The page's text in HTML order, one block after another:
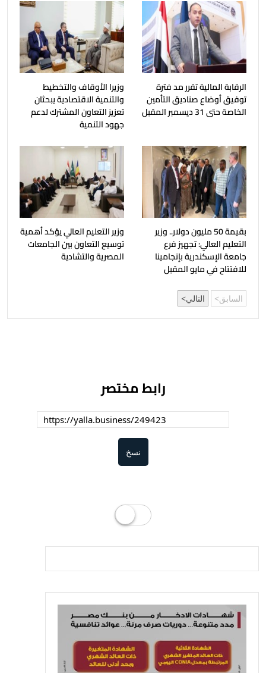
الرقابة المالية تقرر مد فترة
توفيق أوضاع صناديق التأمين
الخاصة حتى 31 ديسمبر المقبل
وزيرا الأوقاف والتخطيط
والتنمية الاقتصادية يبحثان
تعزيز التعاون المشترك لدعم
جهود التنمية
بقيمة 50 مليون دولار.. وزير
التعليم العالي: تجهيز فرع
جامعة الإسكندرية بإنجامينا
للافتتاح في مايو المقبل
وزير التعليم العالي يؤكد أهمية
توسيع التعاون بين الجامعات
المصرية والتشادية
السابق التالي
رابط مختصر
نسخ